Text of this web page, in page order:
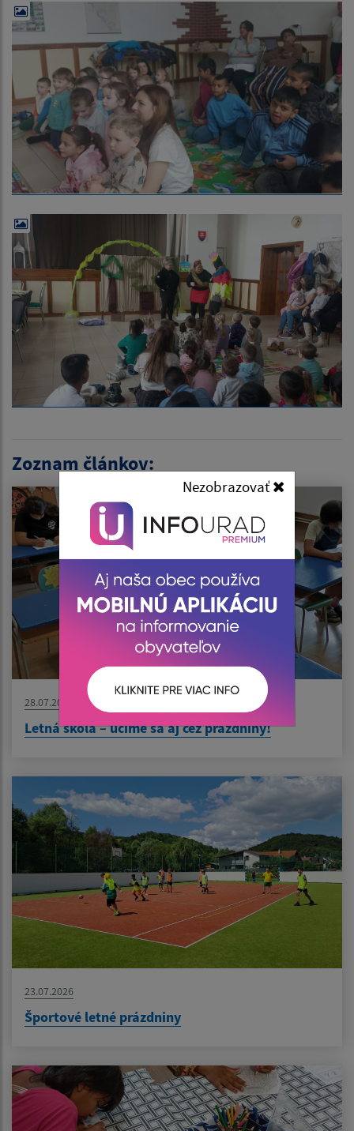
Nezobrazovať
Zoznam článkov:
28.07.2026
Letná škola – učíme sa aj cez prázdniny!
23.07.2026
Športové letné prázdniny